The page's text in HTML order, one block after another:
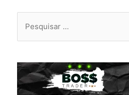
Pesquisar
por: